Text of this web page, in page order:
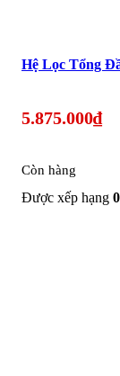
Hệ Lọc Tổng
5.875.000₫
Còn hàng
Được xếp hạng 0